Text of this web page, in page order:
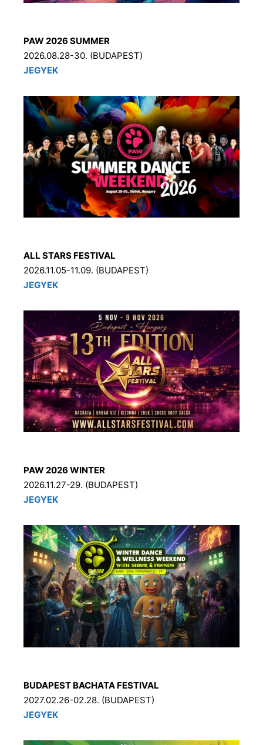
PAW 2026 SUMMER
2026.08.28-30. (BUDAPEST)
JEGYEK
ALL STARS FESTIVAL
2026.11.05-11.09. (BUDAPEST)
JEGYEK
PAW 2026 WINTER
2026.11.27-29. (BUDAPEST)
JEGYEK
BUDAPEST BACHATA FESTIVAL
2027.02.26-02.28. (BUDAPEST)
JEGYEK